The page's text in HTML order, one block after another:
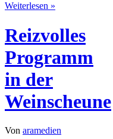
Weiterlesen »
Reizvolles
Programm
in der
Weinscheune
Von aramedien